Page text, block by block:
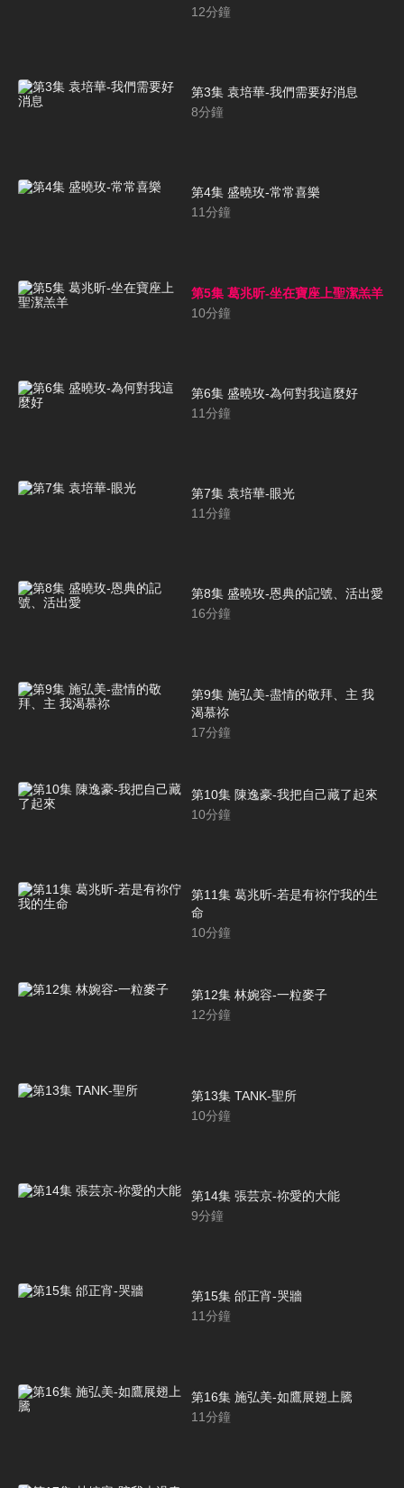
12分鐘
第3集 袁培華-我們需要好消息
8分鐘
第4集 盛曉玫-常常喜樂
11分鐘
第5集 葛兆昕-坐在寶座上聖潔羔羊
10分鐘
第6集 盛曉玫-為何對我這麼好
11分鐘
第7集 袁培華-眼光
11分鐘
第8集 盛曉玫-恩典的記號、活出愛
16分鐘
第9集 施弘美-盡情的敬拜、主 我
渴慕祢
17分鐘
第10集 陳逸豪-我把自己藏了起來
10分鐘
第11集 葛兆昕-若是有祢佇我的生
命
10分鐘
第12集 林婉容-一粒麥子
12分鐘
第13集 TANK-聖所
10分鐘
第14集 張芸京-祢愛的大能
9分鐘
第15集 邰正宵-哭牆
11分鐘
第16集 施弘美-如鷹展翅上騰
11分鐘